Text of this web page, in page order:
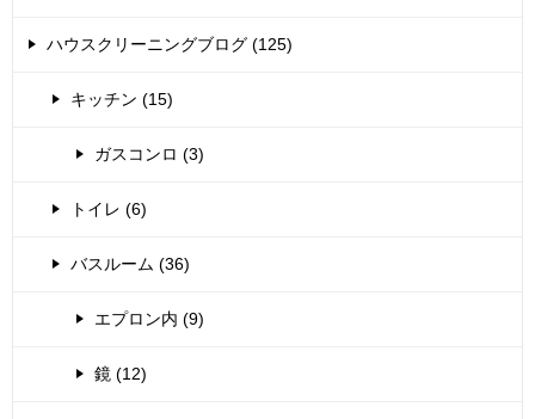
ハウスクリーニングブログ (125)
キッチン (15)
ガスコンロ (3)
トイレ (6)
バスルーム (36)
エプロン内 (9)
鏡 (12)